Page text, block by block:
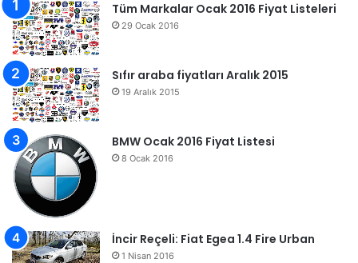
Tüm Markalar Ocak 2016 Fiyat Listeleri
29 Ocak 2016
Sıfır araba fiyatları Aralık 2015
19 Aralık 2015
BMW Ocak 2016 Fiyat Listesi
8 Ocak 2016
İncir Reçeli: Fiat Egea 1.4 Fire Urban
1 Nisan 2016